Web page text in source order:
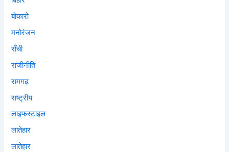
बोकारो
मनोरंजन
राँची
राजीनीति
रामगढ़
राष्ट्रीय
लाइफस्टाइल
लातेहार
लातेहार